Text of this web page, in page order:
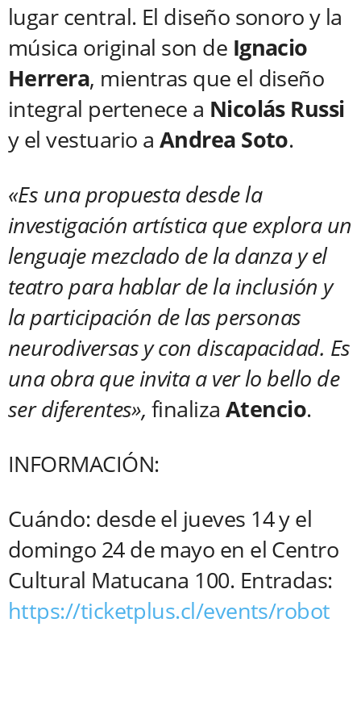
lugar central. El diseño sonoro y la
música original son de Ignacio
Herrera, mientras que el diseño
integral pertenece a Nicolás Russi
y el vestuario a Andrea Soto.
«Es una propuesta desde la
investigación artística que explora un
lenguaje mezclado de la danza y el
teatro para hablar de la inclusión y
la participación de las personas
neurodiversas y con discapacidad. Es
una obra que invita a ver lo bello de
ser diferentes», finaliza Atencio.
INFORMACIÓN:
Cuándo: desde el jueves 14 y el
domingo 24 de mayo en el Centro
Cultural Matucana 100. Entradas:
https://ticketplus.cl/events/robot